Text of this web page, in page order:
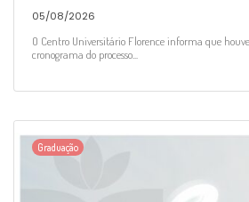
05/08/2026
O Centro Universitário Florence informa que
cronograma do processo...
Graduação